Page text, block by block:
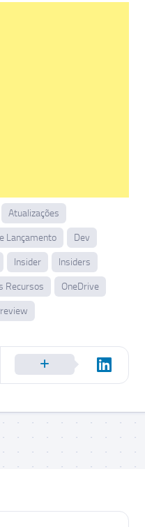
Atualizações
Lançamento Dev
Insider Insiders
Recursos OneDrive